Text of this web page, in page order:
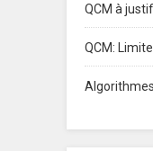
QCM à
QCM: